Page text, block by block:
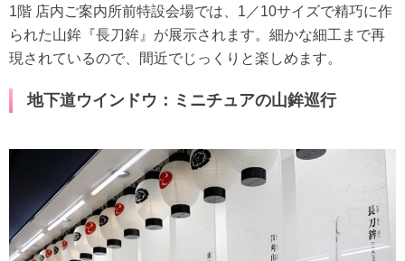
1階 店内ご案内所前特設会場では、1／10サイズで精巧に作
られた山鉾『長刀鉾』が展示されます。細かな細工まで再
現されているので、間近でじっくりと楽しめます。
地下道ウインドウ：ミニチュアの山鉾巡行